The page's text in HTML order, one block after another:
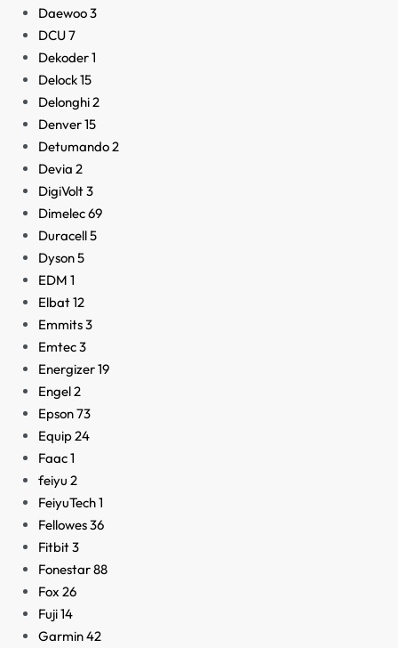
Daewoo3
DCU7
Dekoder1
Delock15
Delonghi2
Denver15
Detumando2
Devia 2
DigiVolt3
Dimelec69
Duracell5
Dyson5
EDM 1
Elbat12
Emmits3
Emtec3
Energizer19
Engel2
Epson73
Equip24
Faac1
feiyu 2
FeiyuTech1
Fellowes36
Fitbit3
Fonestar88
Fox 26
Fuji14
Garmin42